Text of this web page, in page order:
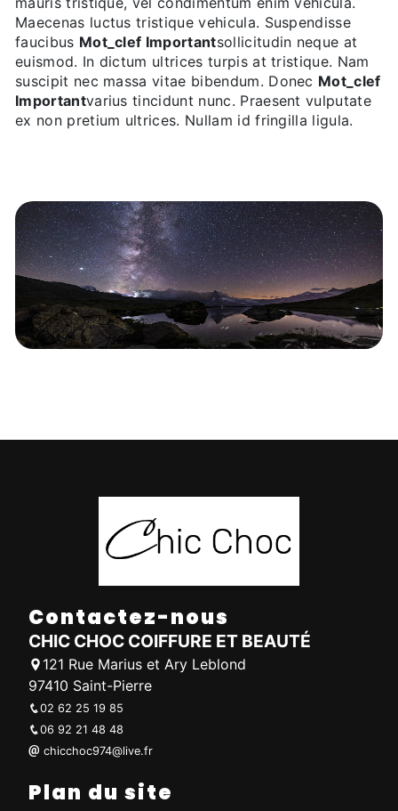
Maecenas luctus tristique vehicula. Suspendisse
faucibus Mot_clef Importantsollicitudin neque at
euismod. In dictum ultrices turpis at tristique. Nam
suscipit nec massa vitae bibendum. Donec Mot_clef
Importantvarius tincidunt nunc. Praesent vulputate
ex non pretium ultrices. Nullam id fringilla ligula.
Contactez-nous
CHIC CHOC COIFFURE ET BEAUTÉ
121 Rue Marius et Ary Leblond
97410 Saint-Pierre
02 62 25 19 85
06 92 21 48 48
chicchoc974@live.fr
Plan du site